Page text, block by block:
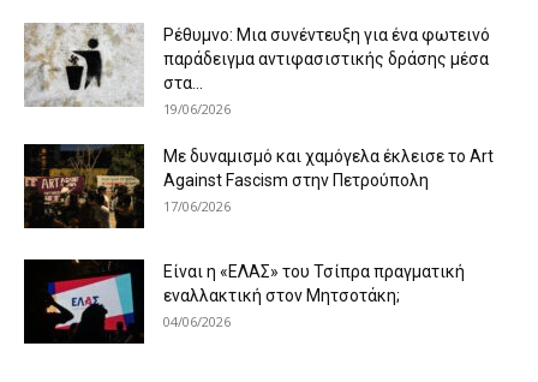
Ρέθυμνο: Μια συνέντευξη για ένα φωτεινό
παράδειγμα αντιφασιστικής δράσης μέσα
στα...
19/06/2026
Με δυναμισμό και χαμόγελα έκλεισε το Art
Against Fascism στην Πετρούπολη
17/06/2026
Είναι η «ΕΛΑΣ» του Τσίπρα πραγματική
εναλλακτική στον Μητσοτάκη;
04/06/2026